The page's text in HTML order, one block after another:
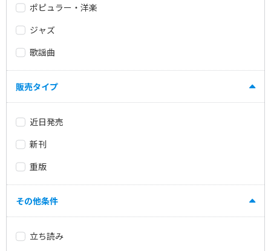
ポピュラー・洋楽
ジャズ
歌謡曲
販売タイプ
近日発売
新刊
重版
その他条件
立ち読み